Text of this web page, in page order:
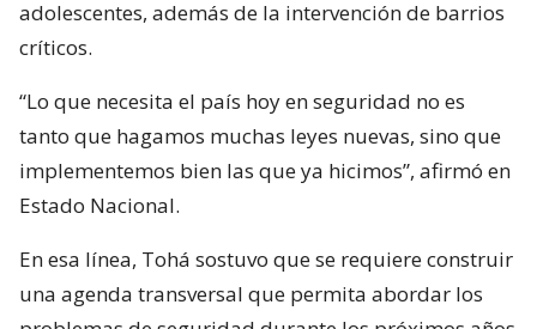
adolescentes, además de la intervención de barrios
críticos.
“Lo que necesita el país hoy en seguridad no es
tanto que hagamos muchas leyes nuevas, sino que
implementemos bien las que ya hicimos”, afirmó en
Estado Nacional.
En esa línea, Tohá sostuvo que se requiere construir
una agenda transversal que permita abordar los